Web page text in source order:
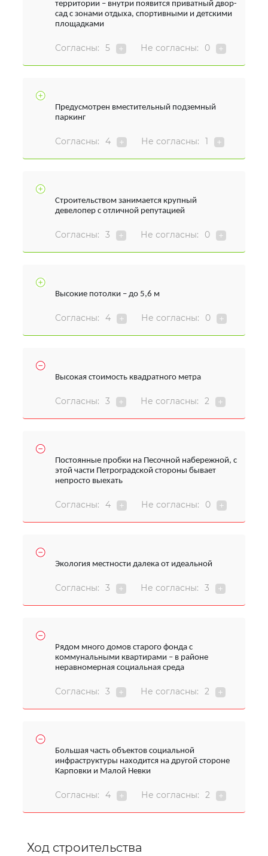
территории – внутри появится приватный двор-
сад с зонами отдыха, спортивными и детскими
площадками
Согласны: 5 Не согласны: 0
Предусмотрен вместительный подземный
паркинг
Согласны: 4 Не согласны: 1
Строительством занимается крупный
девелопер с отличной репутацией
Согласны: 3 Не согласны: 0
Высокие потолки – до 5,6 м
Согласны: 4 Не согласны: 0
Высокая стоимость квадратного метра
Согласны: 3 Не согласны: 2
Постоянные пробки на Песочной набережной, с
этой части Петроградской стороны бывает
непросто выехать
Согласны: 4 Не согласны: 0
Экология местности далека от идеальной
Согласны: 3 Не согласны: 3
Рядом много домов старого фонда с
коммунальными квартирами – в районе
неравномерная социальная среда
Согласны: 3 Не согласны: 2
Большая часть объектов социальной
инфраструктуры находится на другой стороне
Карповки и Малой Невки
Согласны: 4 Не согласны: 2
Ход строительства